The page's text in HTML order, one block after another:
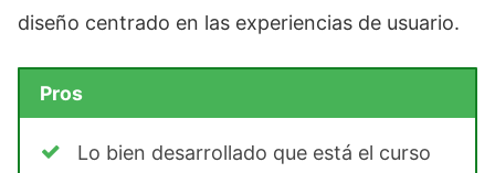
diseño centrado en las experiencias de usuario.
Pros
Lo bien desarrollado que está el curso